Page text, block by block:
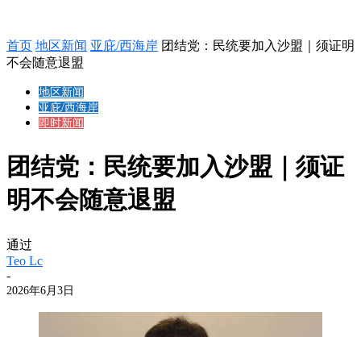
首页 地区新闻 亚庇/西海岸 团结党：民统要加入沙盟｜须证明
不会随意退盟
地区新闻
亚庇/西海岸
即时新闻
团结党：民统要加入沙盟｜须证
明不会随意退盟
通过
Teo Lc
-
2026年6月3日